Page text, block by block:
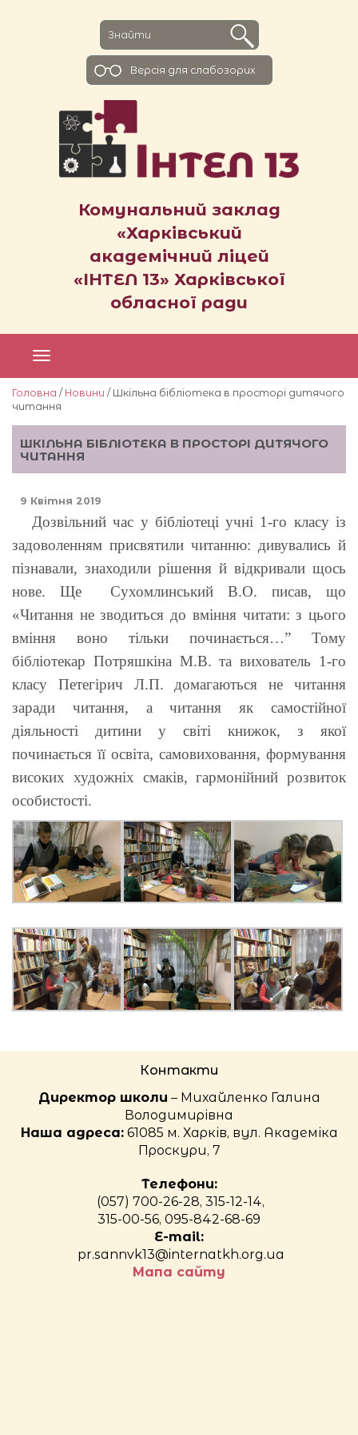
Комунальний заклад
«Харківський
академічний ліцей
«ІНТЕЛ 13» Харківської
обласної ради
Версiя для слабозорих
Головна / Новини / Шкільна бібліотека в просторі дитячого
читання
ШКІЛЬНА БІБЛІОТЕКА В ПРОСТОРІ ДИТЯЧОГО
ЧИТАННЯ
9 Квітня 2019
Дозвільний час у бібліотеці учні 1-го класу із
задоволенням присвятили читанню: дивувались й
пізнавали, знаходили рішення й відкривали щось
нове. Ще Сухомлинський В.О. писав, що
«Читання не зводиться до вміння читати: з цього
вміння воно тільки починається…” Тому
бібліотекар Потряшкіна М.В. та вихователь 1-го
класу Петегірич Л.П. домагаються не читання
заради читання, а читання як самостійної
діяльності дитини у світі книжок, з якої
починається її освіта, самовиховання, формування
високих художніх смаків, гармонійний розвиток
особистості.
Контакти
Директор школи – Михайленко Галина
Володимирівна
Наша адреса:61085 м. Харків, вул. Академіка
Проскури, 7
Телефони:
(057) 700-26-28, 315-12-14,
315-00-56, 095-842-68-69
E-mail:
pr.sannvk13@internatkh.org.ua
Мапа сайту